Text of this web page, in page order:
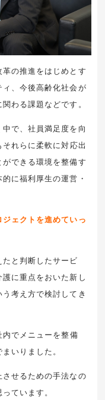
の推進をはじめとす
、今後高齢化社会が
わる課題などです。
で、社員満足度を向
れらに柔軟に対応出
できる環境を整備す
に福利厚生の運営・
ェクトを進めていっ
と判断したサービ
に重点をおいた新し
考え方で検討してき
内でメニューを整備
いりました。
せるための手法なの
ています。